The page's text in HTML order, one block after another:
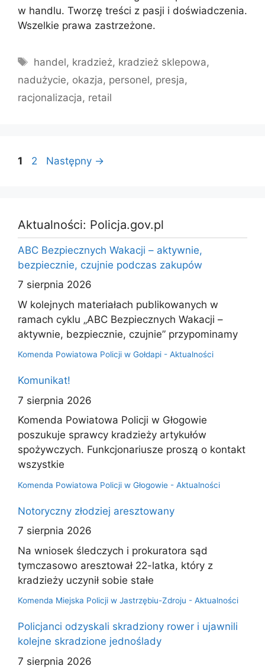
w handlu. Tworzę treści z pasji i doświadczenia.
Wszelkie prawa zastrzeżone.
Tagi
handel, kradzież, kradzież sklepowa,
nadużycie, okazja, personel, presja,
racjonalizacja, retail
Strona
1 Strona
2 Następny →
Aktualności: Policja.gov.pl
ABC Bezpiecznych Wakacji – aktywnie,
bezpiecznie, czujnie podczas zakupów
7 sierpnia 2026
W kolejnych materiałach publikowanych w
ramach cyklu „ABC Bezpiecznych Wakacji –
aktywnie, bezpiecznie, czujnie” przypominamy
Komenda Powiatowa Policji w Gołdapi - Aktualności
Komunikat!
7 sierpnia 2026
Komenda Powiatowa Policji w Głogowie
poszukuje sprawcy kradzieży artykułów
spożywczych. Funkcjonariusze proszą o kontakt
wszystkie
Komenda Powiatowa Policji w Głogowie - Aktualności
Notoryczny złodziej aresztowany
7 sierpnia 2026
Na wniosek śledczych i prokuratora sąd
tymczasowo aresztował 22-latka, który z
kradzieży uczynił sobie stałe
Komenda Miejska Policji w Jastrzębiu-Zdroju - Aktualności
Policjanci odzyskali skradziony rower i ujawnili
kolejne skradzione jednoślady
7 sierpnia 2026